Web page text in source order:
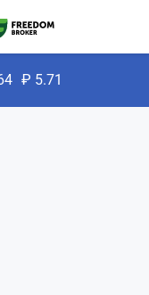
₽ 5.71